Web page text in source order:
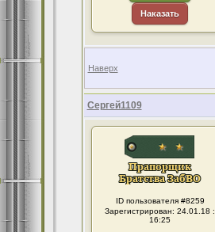
Наказать
Наверх
Сергей1109
ID пользователя #8259
Зарегистрирован: 24.01.18 :
16:25